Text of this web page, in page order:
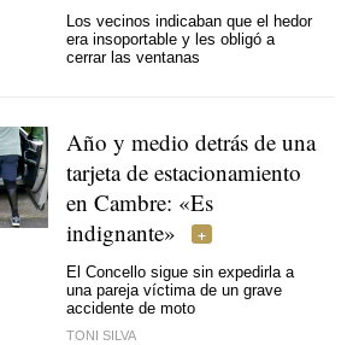
Los vecinos indicaban que el hedor
era insoportable y les obligó a
cerrar las ventanas
Año y medio detrás de una
tarjeta de estacionamiento
en Cambre: «Es
indignante»
El Concello sigue sin expedirla a
una pareja víctima de un grave
accidente de moto
TONI SILVA